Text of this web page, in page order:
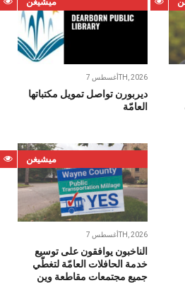
أغسطس 7TH, 2026
ديربورن تواصل تمويل مكتباتها
العامّة
ميشيغن
أغسطس 7TH, 2026
الناخبون يوافقون على توسيع
خدمة الحافلات العامّة لتغطّي
جميع مجتمعات مقاطعة وين